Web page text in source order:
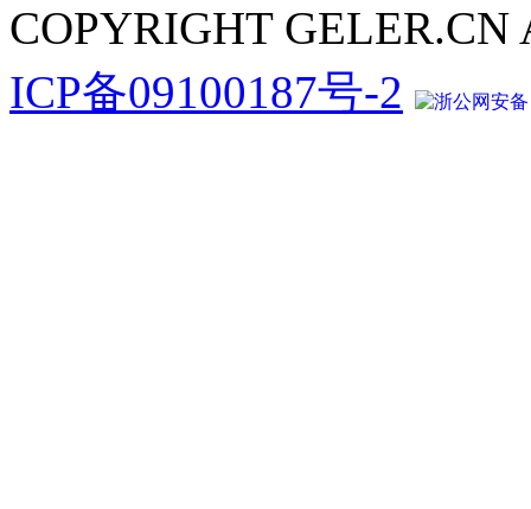
COPYRIGHT
ICP备09100187号-2
浙公网安备